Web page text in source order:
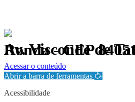
Av. Visconde de Taunay, 950 - Ronda -
Política de Privacidade.
Acessar o conteúdo
Abrir a barra de ferramentas
Acessibilidade